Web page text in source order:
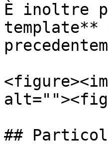
È inoltre
template**
##